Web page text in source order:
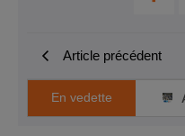
Article précédent
En vedette